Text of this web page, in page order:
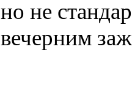
но не
вечерним